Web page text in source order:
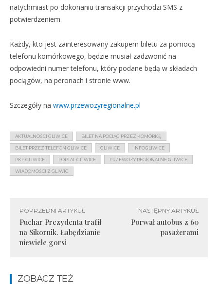
natychmiast po dokonaniu transakcji przychodzi SMS z
potwierdzeniem.
Każdy, kto jest zainteresowany zakupem biletu za pomocą
telefonu komórkowego, będzie musiał zadzwonić na
odpowiedni numer telefonu, który podane będą w składach
pociągów, na peronach i stronie www.
Szczegóły na www.przewozyregionalne.pl
AKTUALNOŚCI GLIWICE BILET NA POCIĄG PRZEZ KOMÓRKĘ
BILET PRZEZ TELEFON GLIWICE GLIWICE INFOGLIWICE
PKP GLIWICE PORTAL GLIWICE PRZEWOZY REGIONALNE GLIWICE
WIADOMOŚCI Z GLIWIC
POPRZEDNI ARTYKUŁ
Puchar Prezydenta trafił
na Sikornik. Łabędzianie
niewiele gorsi
NASTĘPNY ARTYKUŁ
Porwał autobus z 60
pasażerami
ZOBACZ TEŻ